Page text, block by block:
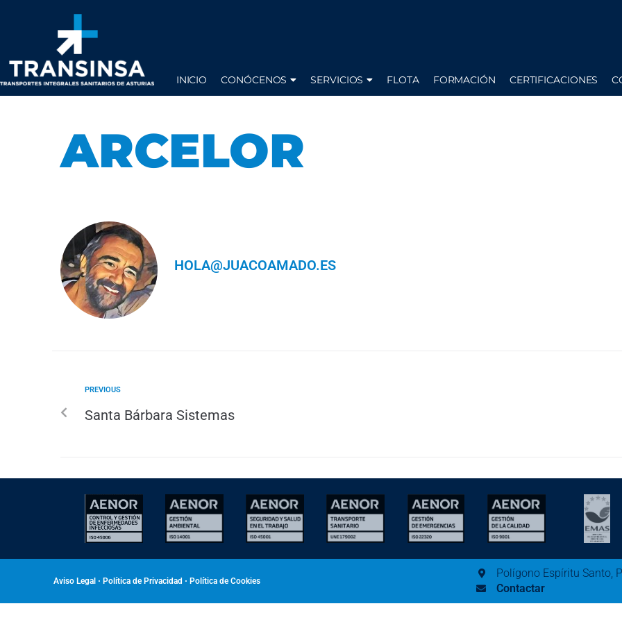
INICIO CONÓCENOS SERVICIOS FLOTA FORMACIÓN CERTIFICACIONES
ARCELOR
HOLA@JUACOAMADO.ES
PREVIOUS
Santa Bárbara Sistemas
Aviso Legal • Política de Privacidad • Política de Cookies
Polígono Espíritu Santo,
Contactar